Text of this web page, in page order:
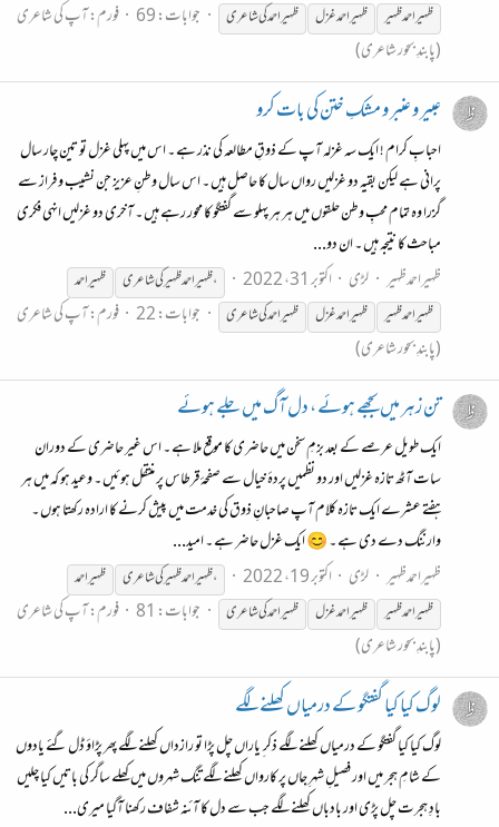
ظہیراحمدظہیر ظہیراحمد غزل ظہیراحمدکیشاعری جوابات: 69 فورم:آپ کی شاعری
(پابندِ بحور شاعری)
عبیر و عنبر و مشکِ ختن کی بات کرو
احبابِ کرام ! ایک سہ غزلہ آپ کے ذوقِ مطالعہ کی نذر ہے ۔ اس میں پہلی غزل تو تین چار سال
پرانی ہے لیکن بقیہ دو غزلیں رواں سال کا حاصل ہیں ۔ اس سال وطنِ عزیز جن نشیب و فراز سے
گزرا وہ تمام محبِ وطن حلقوں میں ہر ہر پہلو سے گفتگو کا محور رہے ہیں ۔ آخری دو غزلیں انہی فکری
مباحث کا نتیجہ ہیں ۔ ان دو...
ظہیراحمدظہیر لڑی اکتوبر 31، 2022 ،ظہیراحمدظہیرکیشاعری ظہیراحمد
ظہیراحمدظہیر ظہیراحمد غزل ظہیراحمدکیشاعری جوابات: 22 فورم:آپ کی شاعری
(پابندِ بحور شاعری)
تن زہر میں بجھے ہوئے ، دل آگ میں جلے ہوئے
ایک طویل عرصے کے بعد بزمِ سخن میں حاضری کا موقع ملا ہے ۔ اس غیر حاضری کے دوران
سات آٹھ تازہ غزلیں اور دو نظمیں پردۂ خیال سے صفحۂ قرطاس پر منتقل ہوئیں ۔ وعید ہو کہ میں ہر
ہفتے عشرے ایک تازہ کلام آپ صاحبانِ ذوق کی خدمت میں پیش کرنے کا ارادہ رکھتا ہوں ۔
وارننگ دے دی ہے ۔ 😊 ایک غزل حاضر ہے ۔ امید...
ظہیراحمدظہیر لڑی اکتوبر 19، 2022 ،ظہیراحمدظہیرکیشاعری ظہیراحمد
ظہیراحمدظہیر ظہیراحمد غزل ظہیراحمدکیشاعری جوابات: 81 فورم:آپ کی شاعری
(پابندِ بحور شاعری)
لوگ کیا کیا گفتگو کے درمیاں کھلنے لگے
لوگ کیا کیا گفتگو کے درمیاں کھلنے لگے ذکر ِ یاراں چل پڑا تو رازداں کھلنے لگے پھر پڑاؤ ڈل گئے یادوں
کے شامِ ہجر میں اور فصیلِ شہرِ جاں پر کارواں کھلنے لگے تنگ شہروں میں کھلے ساگر کی باتیں کیا چلیں
بادِ ہجرت چل پڑی اور بادباں کھلنے لگے جب سے دل کا آئنہ شفاف رکھنا آگیا میری...